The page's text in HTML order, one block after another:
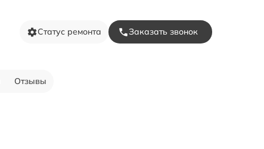
Статус ремонта Заказать звонок
Отзывы